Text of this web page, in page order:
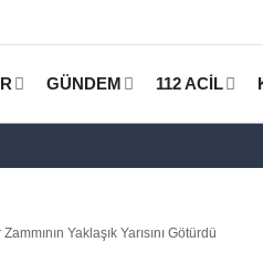
GÜNDEM 112 ACİL
Yaklaşık Yarısını Götürdü